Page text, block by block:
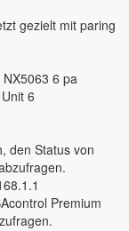
gezielt mit paring
6 pa
6
den Status von
Premium